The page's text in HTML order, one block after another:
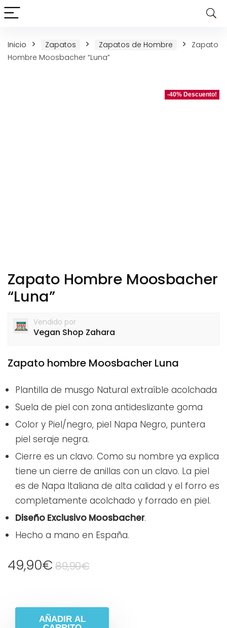
Inicio Zapatos Zapatos de Hombre
Zapato
Hombre Moosbacher “Luna”
-40% Descuento!
Zapato Hombre Moosbacher
“Luna”
Vendido por
Vegan Shop Zahara
Zapato hombre Moosbacher Luna
Plantilla de musgo Natural extraíble acolchada
Suela de piel con zona antideslizante goma
Color y Piel/negro, piel Napa Negro, puntera
piel seraje negra.
Cierre es un clavo. Como su nombre ya explica
tiene un cierre de anillas con un clavo. La piel
es de Napa Italiana de alta calidad y el forro es
completamente acolchado y forrado en piel.
Diseño Exclusivo Moosbacher.
Hecho a mano en España.
89,90€
49,90€
AÑADIR AL